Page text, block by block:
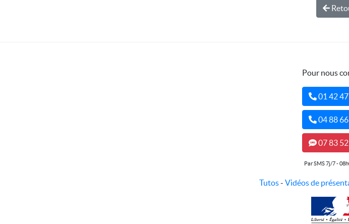
Pour nous
01 42
04 88
07 83
Par SMS 7j/7 -
Tutos- Vidéos de